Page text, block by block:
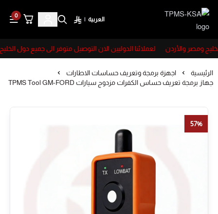
TPMS-KSA
العربية |
0
ومصر والأردن لعملائنا الدوليين الان التوصيل متوفر الى جميع دول
الرئيسية
اجهزة برمجة وتعريف حساسات الاطارات
جهاز برمجة تعريف حساس الكفرات مزدوج سيارات TPMS Tool GM-FORD
57%